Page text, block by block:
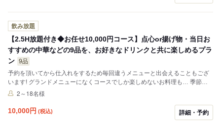
飲み放題
【2.5H放題付き◆お任せ10,000円コース】点心or揚げ物・当日お
すすめの中華などの9品を、お好きなドリンクと共に楽しめるプラ
ン 9品
予約を頂いてから仕入れをするため毎回違うメニューと出会えることもござ
います! グランドメニューになくコースでしか楽しめないお料理も… 季節の
おすすめ食材で料理を提供いたしますのでお楽しみに('ω') 音響、映像設備も
2～18名様
10,000円 (税込) 詳細・予約